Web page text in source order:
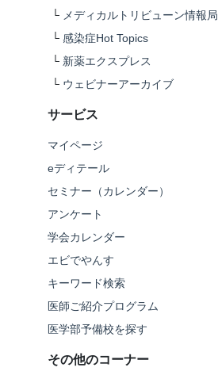
└ メディカルトリビューン情報局
└ 感染症Hot Topics
└ 新薬エクスプレス
└ ウェビナーアーカイブ
サービス
マイページ
eディテール
セミナー（カレンダー）
アンケート
学会カレンダー
エビでやんす
キーワード検索
医師ご紹介プログラム
医学部予備校を探す
その他のコーナー